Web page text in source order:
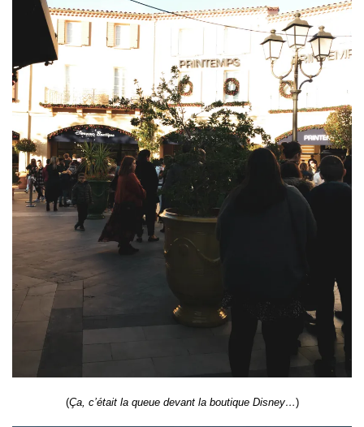
(Ça, c’était la queue devant la boutique Disney…)